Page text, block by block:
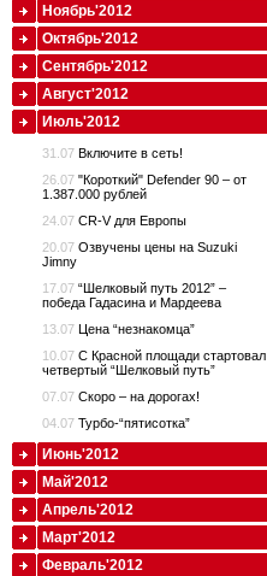
Ноябрь'2012
Октябрь'2012
Сентябрь'2012
Август'2012
Июль'2012
31.07 Включите в сеть!
26.07 "Короткий" Defender 90 – от
1.387.000 рублей
24.07 CR-V для Европы
20.07 Озвучены цены на Suzuki
Jimny
17.07 “Шелковый путь 2012” –
победа Гадасина и Мардеева
13.07 Цена “незнакомца”
10.07 С Красной площади стартовал
четвертый “Шелковый путь”
07.07 Скоро – на дорогах!
04.07 Турбо-“пятисотка”
Июнь'2012
Май'2012
Апрель'2012
Март'2012
Февраль'2012